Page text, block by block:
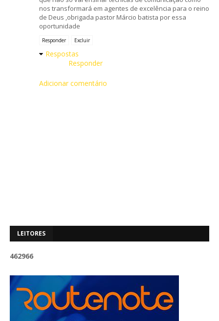
nos transformará em agentes de excelência para o reino
de Deus ,obrigada pastor Márcio batista por essa
oportunidade
Responder Excluir
Respostas
Responder
Adicionar comentário
LEITORES
462966